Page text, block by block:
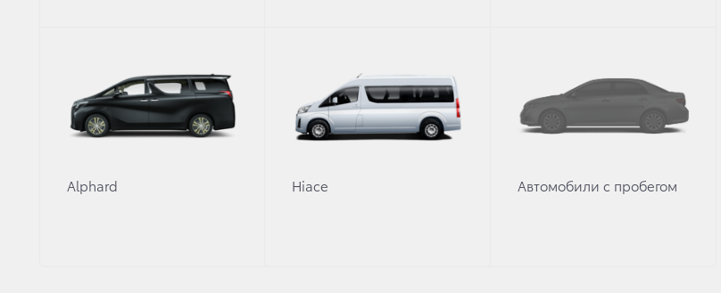
Alphard Hiace Автомобили с пробегом
Доплатив за комплектацию «Престиж» 228 000 рублей клиент дополнительно получит
водителя, интеллектуальную систему доступа и запуска двигателя без ключа,